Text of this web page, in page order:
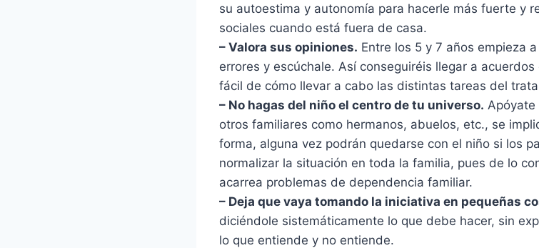
su autoestima y autonomía para hacerle más fuerte y
sociales cuando está fuera de casa.
– Valora sus opiniones. Entre los 5 y 7 años empieza
errores y escúchale. Así conseguiréis llegar a
fácil de cómo llevar a cabo las distintas tareas del
– No hagas del niño el centro de tu universo.
otros familiares como hermanos, abuelos, etc., se
forma, alguna vez podrán quedarse con el niño si los
normalizar la situación en toda la familia, pues de lo
acarrea problemas de dependencia familiar.
– Deja que vaya tomando la iniciativa en pequeñas
diciéndole sistemáticamente lo que debe hacer, sin
lo que entiende y no entiende.